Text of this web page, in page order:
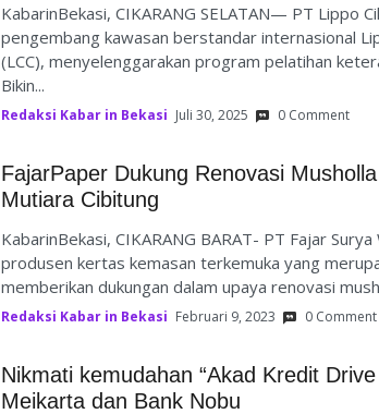
KabarinBekasi, CIKARANG SELATAN— PT Lippo
pengembang kawasan berstandar internasional
(LCC), menyelenggarakan program pelatihan
Bikin...
Redaksi Kabar in Bekasi Juli 30, 2025 0 Comment
FajarPaper Dukung Renovasi
Mutiara Cibitung
KabarinBekasi, CIKARANG BARAT- PT Fajar
produsen kertas kemasan terkemuka yang
memberikan dukungan dalam upaya renovasi
Redaksi Kabar in Bekasi Februari 9, 2023 0 Comment
Nikmati kemudahan “Akad Kredit
Meikarta dan Bank Nobu